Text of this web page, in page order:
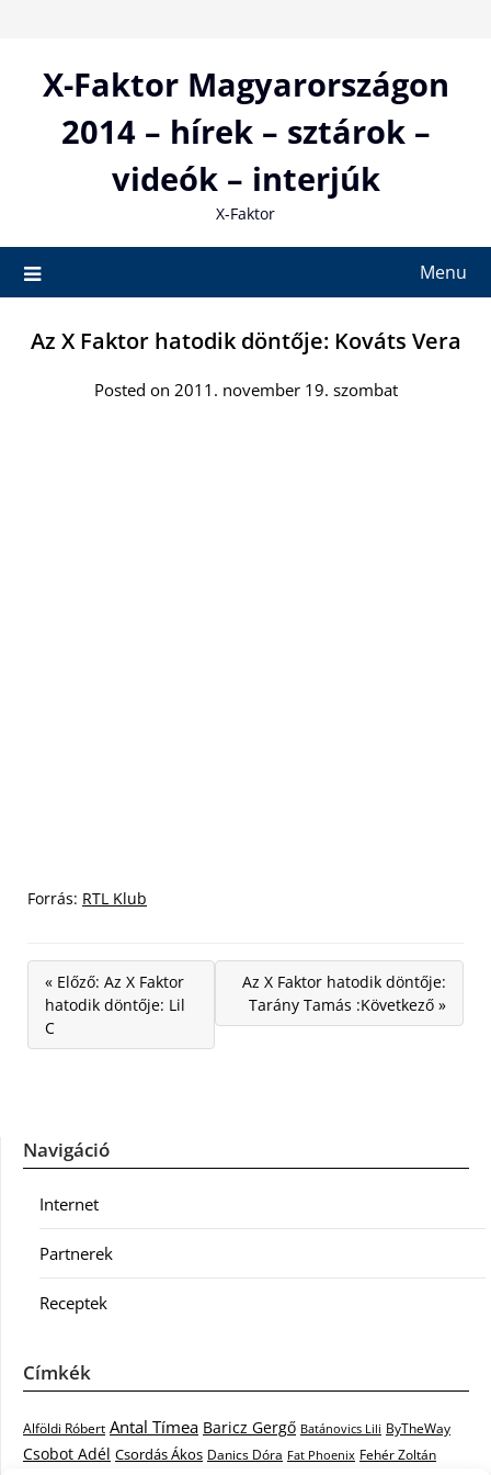
contentX-Faktor Magyarországon
2014 – hírek – sztárok –
videók – interjúk
X-Faktor
Menu
Az X Faktor hatodik döntője: Kováts Vera
Posted on 2011. november 19. szombat
Forrás: RTL Klub
« Előző: Az X Faktor
hatodik döntője: Lil
C
Az X Faktor hatodik döntője:
Tarány Tamás :Következő »
Navigáció
Internet
Partnerek
Receptek
Címkék
Alföldi Róbert Antal Tímea Baricz Gergő Batánovics Lili ByTheWay
Csobot Adél Csordás Ákos Danics Dóra Fat Phoenix Fehér Zoltán